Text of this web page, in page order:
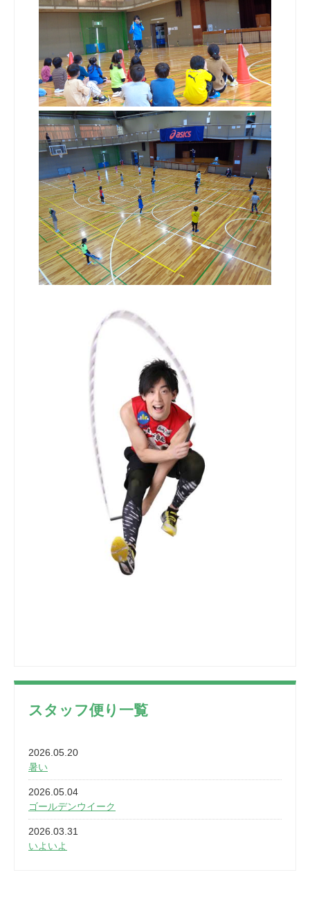
スタッフ便り一覧
2026.05.20
暑い
2026.05.04
ゴールデンウイーク
2026.03.31
いよいよ